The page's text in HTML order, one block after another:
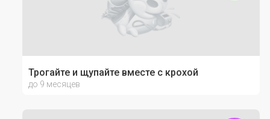
Трогайте и щупайте вместе с крохой
до 9 месяцев